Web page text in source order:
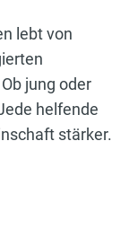
lebt von
jung oder
helfende
stärker.